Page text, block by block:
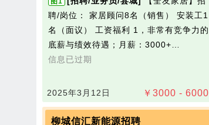
聘/岗位： 家居顾问8名（销售） 安装工1
名（面议） 工资福利 1，非常有竞争力的
底薪与绩效待遇；月薪：3000+…
信息已过期
￥ 3000 - 6000
2025年3月12日
柳城信汇新能源招聘